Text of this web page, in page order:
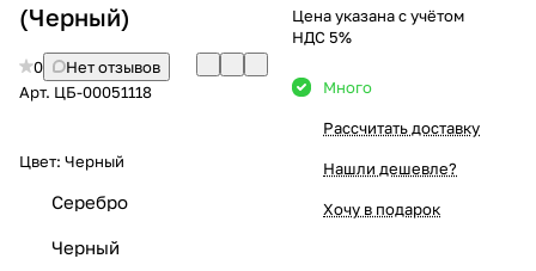
(Черный)
0
Нет отзывов
Арт. ЦБ-00051118
Цвет: Черный
Серебро
Черный
Цена указана с учётом
НДС 5%
Много
Рассчитать доставку
Нашли дешевле?
Хочу в подарок